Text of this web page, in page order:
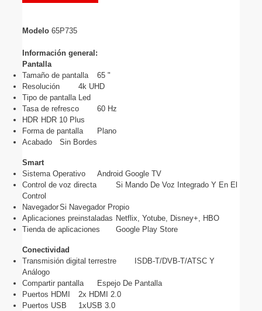
Modelo 65P735
Información general:
Pantalla
Tamaño de pantalla
65 "
Resolución
4k UHD
Tipo de pantalla Led
Tasa de refresco
60 Hz
HDR HDR 10 Plus
Forma de pantalla
Plano
Acabado
Sin Bordes
Smart
Sistema Operativo
Android Google TV
Control de voz directa
Si Mando De Voz Integrado Y En El
Control
NavegadorSi Navegador Propio
Aplicaciones preinstaladas Netflix, Yotube, Disney+, HBO
Tienda de aplicaciones
Google Play Store
Conectividad
Transmisión digital terrestre
ISDB-T/DVB-T/ATSC Y
Análogo
Compartir pantalla
Espejo De Pantalla
Puertos HDMI
2x HDMI 2.0
Puertos USB
1xUSB 3.0